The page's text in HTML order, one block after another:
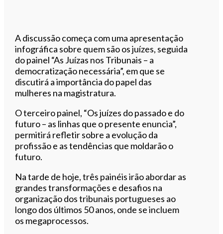
A discussão começa com uma apresentação
infográfica sobre quem são os juízes, seguida
do painel “As Juízas nos Tribunais – a
democratização necessária”, em que se
discutirá a importância do papel das
mulheres na magistratura.
O terceiro painel, “Os juízes do passado e do
futuro – as linhas que o presente enuncia”,
permitirá refletir sobre a evolução da
profissão e as tendências que moldarão o
futuro.
Na tarde de hoje, três painéis irão abordar as
grandes transformações e desafios na
organização dos tribunais portugueses ao
longo dos últimos 50 anos, onde se incluem
os megaprocessos.